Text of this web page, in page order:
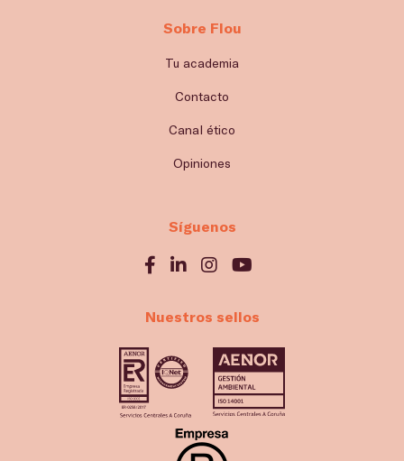
Sobre Flou
Tu academia
Contacto
Canal ético
Opiniones
Síguenos
Nuestros sellos